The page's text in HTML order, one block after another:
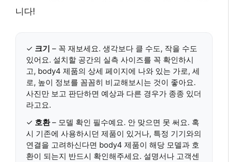
니다!
✓ 크기 – 꼭 재보세요. 생각보다 클 수도, 작을 수도
있어요. 설치할 공간의 실측 사이즈를 꼭 확인하시
고, body4 제품의 상세 페이지에 나와 있는 가로, 세
로, 높이 정보를 꼼꼼히 비교해보시는 것이 좋아요.
사진만 보고 판단하면 예상과 다른 경우가 종종 있더
라고요.
✓ 호환– 모델 확인 필수예요. 안 맞으면 못 써요. 혹
시 기존에 사용하시던 제품이 있거나, 특정 기기와의
연결을 고려하신다면 body4 제품이 해당 모델과 호
환이 되는지 반드시 확인해주세요. 설명서나 고객센